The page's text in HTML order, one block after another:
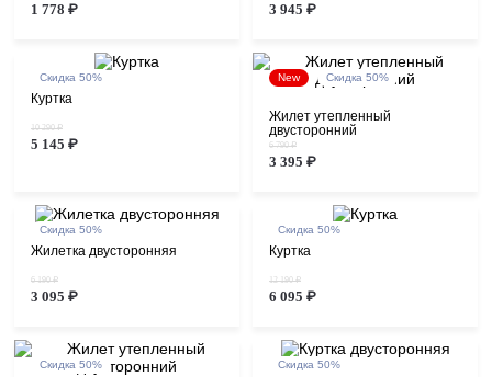
1 778 ₽ 3 945 ₽
Скидка 50%
Куртка
10 290 ₽
5 145 ₽
New Скидка 50%
Жилет утепленный
двусторонний
6 790 ₽
3 395 ₽
Скидка 50%
Жилетка двусторонняя
6 190 ₽
3 095 ₽
Скидка 50%
Куртка
12 190 ₽
6 095 ₽
Скидка 50% Скидка 50%